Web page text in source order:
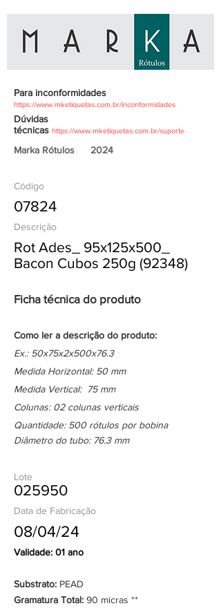
Para inconformidades
https://www.mketiquetas.com.br/inconformidades
Dúvidas
técnicas https://www.mketiquetas.com.br/suporte
Marka Rótulos 2024
Código
07824
Descrição
Rot Ades_ 95x125x500_
Bacon Cubos 250g (92348)
Ficha técnica do produto
Como ler a descrição do produto:
Ex.: 50x75x2x500x76.3
Medida Horizontal: 50 mm
Medida Vertical: 75 mm
Colunas: 02 colunas verticais
Quantidade: 500 rótulos por bobina
Diâmetro do tubo: 76.3 mm
Lote
025950
Data de Fabricação
08/04/24
Validade: 01 ano
Substrato: PEAD
Gramatura Total: 90 micras **